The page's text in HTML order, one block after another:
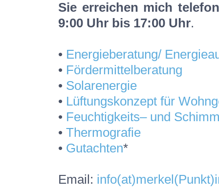
Sie erreichen mich
9:00 Uhr bis 17:00 Uhr.
• Energieberatung/
• Fördermittelberatung
• Solarenergie
• Lüftungskonzept für
• Feuchtigkeits– und
• Thermografie
• Gutachten*
Email: